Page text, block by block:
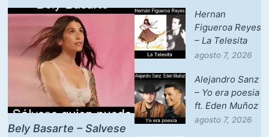
Bely Basarte – Salvese
Hernan
Figueroa Reyes
– La Telesita
agosto 7, 2026
Alejandro Sanz
– Yo era poesia
ft. Eden Muñoz
agosto 7, 2026